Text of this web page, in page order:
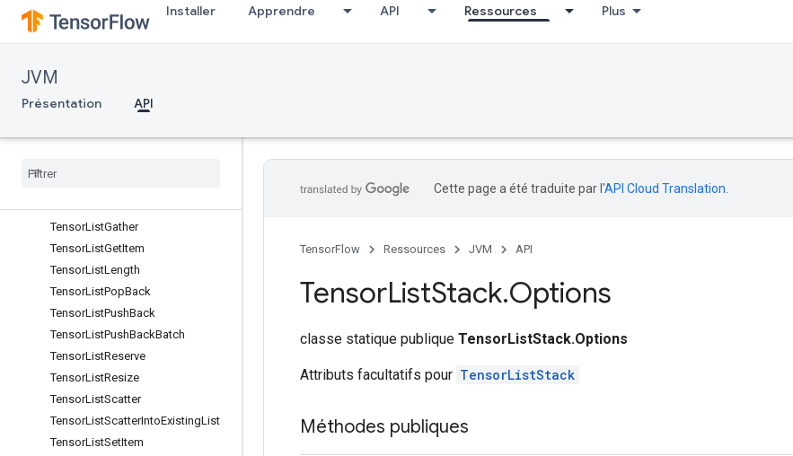
Installer Apprendre API Ressources Plus
JVM
Présentation API
TensorForestTreeDeserialize
TensorForestTreeIsInitializedOp
TensorForestTreeResourceHandleOp
TensorForestTreeSerialize
TensorListConcat
TensorListGather
TensorListGetItem
TensorListLength
TensorListPopBack
TensorListPushBack
TensorListPushBackBatch
TensorListReserve
TensorListResize
TensorListScatter
TensorListScatterIntoExistingList
TensorListSetItem
Cette page a été traduite par l'API Cloud Translation
TensorFlow Ressources JVM API
TensorListStack.Options
classe statique publique TensorListStack.Options
Attributs facultatifs pour TensorListStack
Méthodes publiques